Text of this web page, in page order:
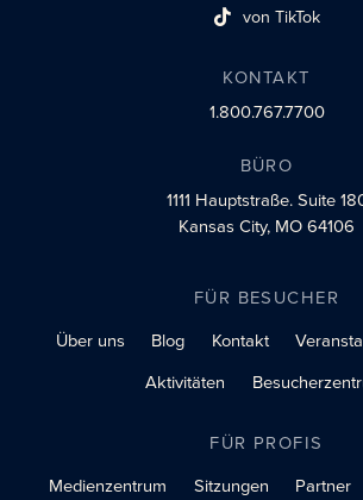
Link zum sozialen
von TikTok
KONTAKT
1.800.767.7700
BÜRO
1111 Hauptstraße.Suite
Kansas City, MO 64106
FÜR BESUCHER
Über uns
Blog Kontakt
Aktivitäten
FÜR PROFIS
Medienzentrum
Sitzungen Partner